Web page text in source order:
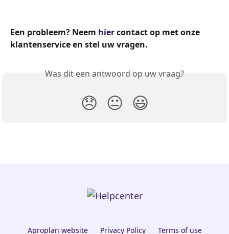
Een probleem? Neem hier contact op met onze
klantenservice en stel uw vragen.
Was dit een antwoord op uw vraag?
😞 😐 😃
Aproplan website Privacy Policy Terms of use